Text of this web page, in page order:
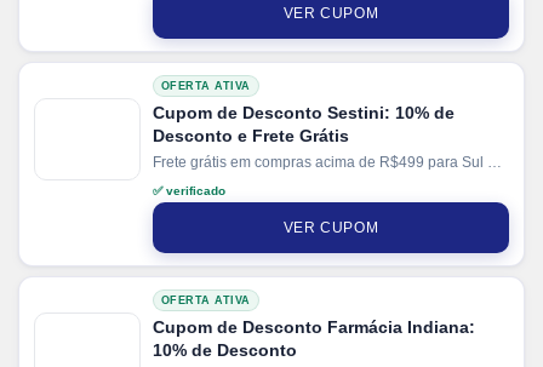
VER CUPOM
OFERTA ATIVA
Cupom de Desconto Sestini: 10% de
Desconto e Frete Grátis
Frete grátis em compras acima de R$499 para Sul e
Sudeste e R$699 demais regiões. Parcele suas
compras em até 10x sem juros no cartão. Ganhe + 3%
de desconto em pagamentos via PIX.
✅ verificado
VER CUPOM
OFERTA ATIVA
Cupom de Desconto Farmácia Indiana:
10% de Desconto